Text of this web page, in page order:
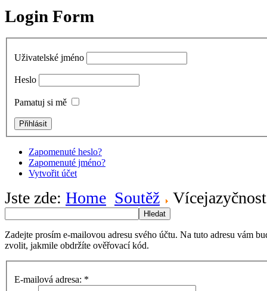
Login Form
Uživatelské jméno
Heslo
Pamatuj si mě
Zapomenuté heslo?
Zapomenuté jméno?
Vytvořit účet
Jste zde: Home Soutěž
Hledat
Zadejte prosím e-mailovou adresu svého účtu. Na tuto adresu vám
zvolit, jakmile obdržíte ověřovací kód.
E-mailová adresa: *